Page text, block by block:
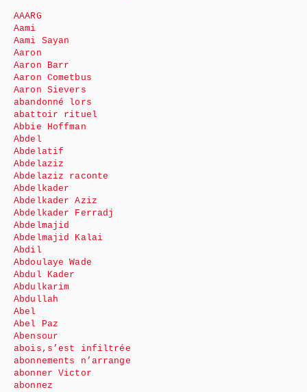
AAARG
Aami
Aami Sayan
Aaron
Aaron Barr
Aaron Cometbus
Aaron Sievers
abandonné lors
abattoir rituel
Abbie Hoffman
Abdel
Abdelatif
Abdelaziz
Abdelaziz raconte
Abdelkader
Abdelkader Aziz
Abdelkader Ferradj
Abdelmajid
Abdelmajid Kalai
Abdil
Abdoulaye Wade
Abdul Kader
Abdulkarim
Abdullah
Abel
Abel Paz
Abensour
abois,s’est infiltrée
abonnements n’arrange
abonner Victor
abonnez